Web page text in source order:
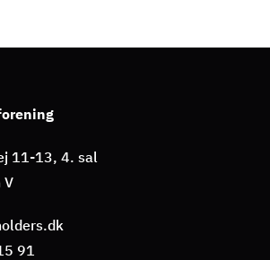
11-13, 4. sal
V
91